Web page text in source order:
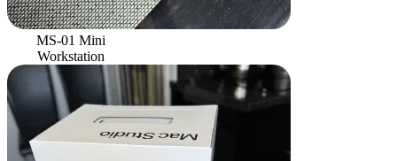
MS-01 Mini
Workstation